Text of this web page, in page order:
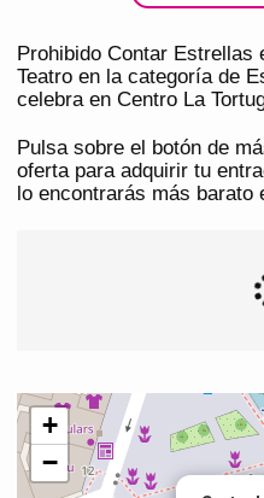
Prohibido Contar Estrellas
Teatro en la categoría de
celebra en Centro La
Pulsa sobre el botón de
oferta para adquirir tu
lo encontrarás más barato